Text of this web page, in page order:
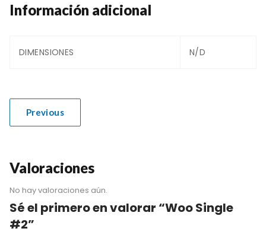
Información adicional
DIMENSIONES N/D
Previous
Valoraciones
No hay valoraciones aún.
Sé el primero en valorar “Woo Single
#2”